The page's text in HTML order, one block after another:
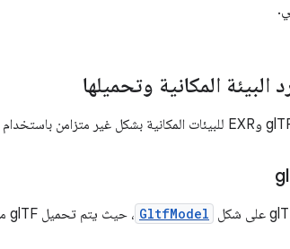
البيئة المكانية وتحميلها
GltfModel ، حيث يتم تحميل glTF من ملف محلي. يمكن استخدام